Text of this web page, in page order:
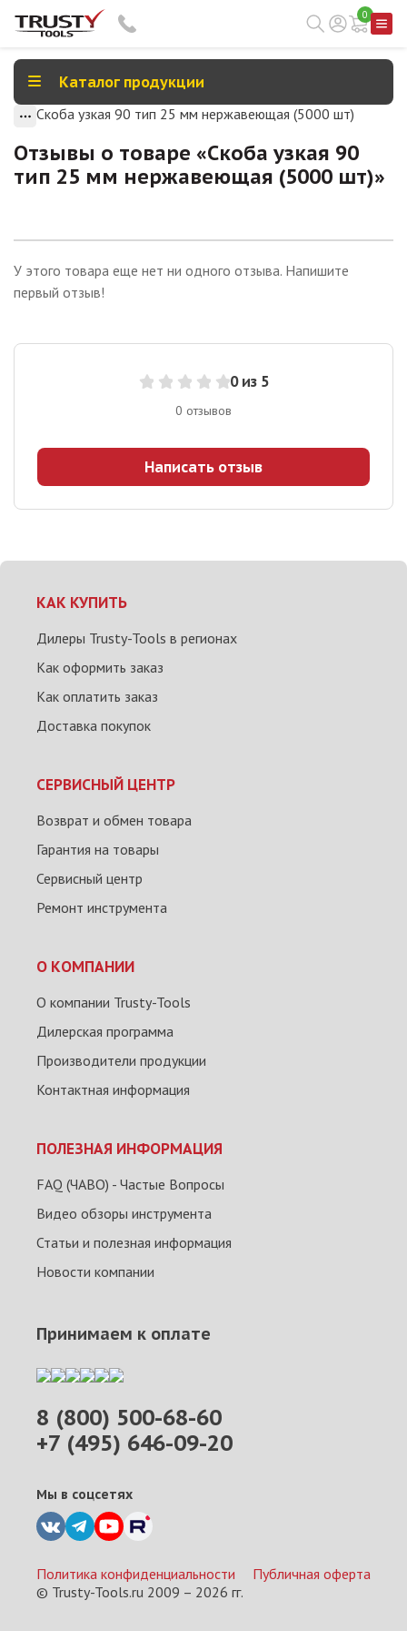
0
Каталог продукции
Скоба узкая 90 тип 25 мм нержавеющая (5000 шт)
Отзывы о товаре «Скоба узкая 90
тип 25 мм нержавеющая (5000 шт)»
0 из 5
0 отзывов
Написать отзыв
У этого товара еще нет ни одного отзыва. Напишите
первый отзыв!
КАК КУПИТЬ
Дилеры Trusty-Tools в регионах
Как оформить заказ
Как оплатить заказ
Доставка покупок
СЕРВИСНЫЙ ЦЕНТР
Возврат и обмен товара
Гарантия на товары
Сервисный центр
Ремонт инструмента
О КОМПАНИИ
О компании Trusty-Tools
Дилерская программа
Производители продукции
Контактная информация
ПОЛЕЗНАЯ ИНФОРМАЦИЯ
FAQ (ЧАВО) - Частые Вопросы
Видео обзоры инструмента
Статьи и полезная информация
Новости компании
8 (800) 500-68-60
+7 (495) 646-09-20
Мы в соцсетях
Принимаем к оплате
Политика конфиденциальности
Публичная оферта
© Trusty-Tools.ru 2009 – 2026 гг.